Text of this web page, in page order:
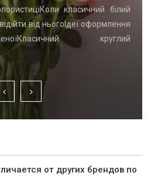
класичний білий
від ньогоІдеї оформлення
круглий
от других брендов по